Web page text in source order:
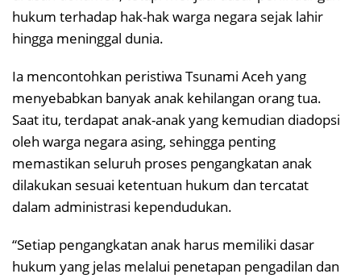
hukum terhadap hak-hak warga negara sejak lahir
hingga meninggal dunia.
Ia mencontohkan peristiwa Tsunami Aceh yang
menyebabkan banyak anak kehilangan orang tua.
Saat itu, terdapat anak-anak yang kemudian diadopsi
oleh warga negara asing, sehingga penting
memastikan seluruh proses pengangkatan anak
dilakukan sesuai ketentuan hukum dan tercatat
dalam administrasi kependudukan.
“Setiap pengangkatan anak harus memiliki dasar
hukum yang jelas melalui penetapan pengadilan dan